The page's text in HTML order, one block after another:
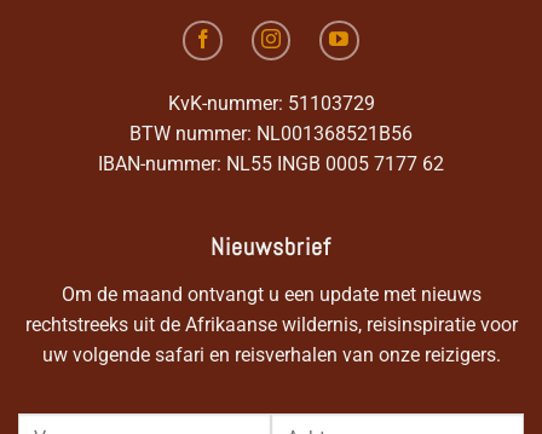
KvK-nummer: 51103729
BTW nummer: NL001368521B56
IBAN-nummer: NL55 INGB 0005 7177 62
Nieuwsbrief
Om de maand ontvangt u een update met nieuws
rechtstreeks uit de Afrikaanse wildernis, reisinspiratie voor
uw volgende safari en reisverhalen van onze reizigers.